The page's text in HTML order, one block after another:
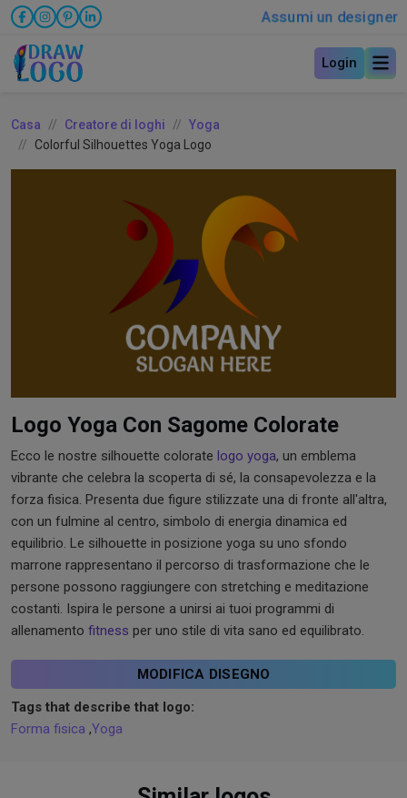
Assumi un designer
Login
Casa Creatore di loghi
Yoga
Colorful Silhouettes Yoga Logo
Logo Yoga Con Sagome Colorate
Ecco le nostre silhouette colorate logo yoga, un emblema
vibrante che celebra la scoperta di sé, la consapevolezza e la
forza fisica. Presenta due figure stilizzate una di fronte all'altra,
con un fulmine al centro, simbolo di energia dinamica ed
equilibrio. Le silhouette in posizione yoga su uno sfondo
marrone rappresentano il percorso di trasformazione che le
persone possono raggiungere con stretching e meditazione
costanti. Ispira le persone a unirsi ai tuoi programmi di
allenamento fitness per uno stile di vita sano ed equilibrato.
MODIFICA DISEGNO
Tags that describe that logo:
Forma fisica ,Yoga